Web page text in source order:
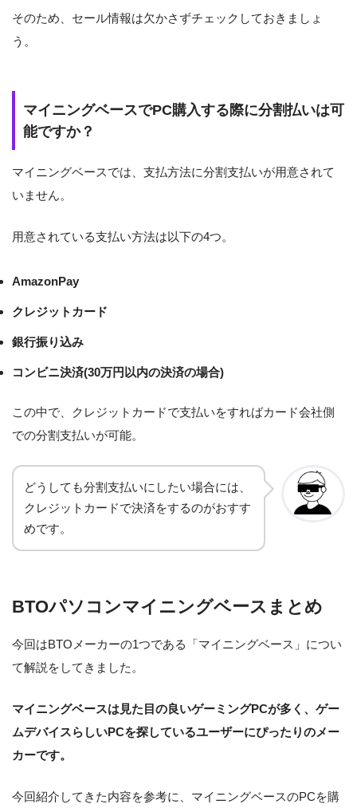
そのため、セール情報は欠かさずチェックしておきましょ
う。
マイニングベースでPC購入する際に分割払いは可
能ですか？
マイニングベースでは、支払方法に分割支払いが用意されて
いません。
用意されている支払い方法は以下の4つ。
AmazonPay
クレジットカード
銀行振り込み
コンビニ決済(30万円以内の決済の場合)
この中で、クレジットカードで支払いをすればカード会社側
での分割支払いが可能。
どうしても分割支払いにしたい場合には、
クレジットカードで決済をするのがおすす
めです。
BTOパソコンマイニングベースまとめ
今回はBTOメーカーの1つである「マイニングベース」につい
て解説をしてきました。
マイニングベースは見た目の良いゲーミングPCが多く、ゲー
ムデバイスらしいPCを探しているユーザーにぴったりのメー
カーです。
今回紹介してきた内容を参考に、マイニングベースのPCを購